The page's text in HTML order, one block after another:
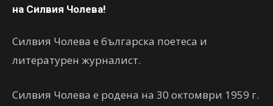
на Силвия Чолева!
Силвия Чолева е българска поетеса и
литературен журналист.
Силвия Чолева е родена на 30 октомври 1959 г.